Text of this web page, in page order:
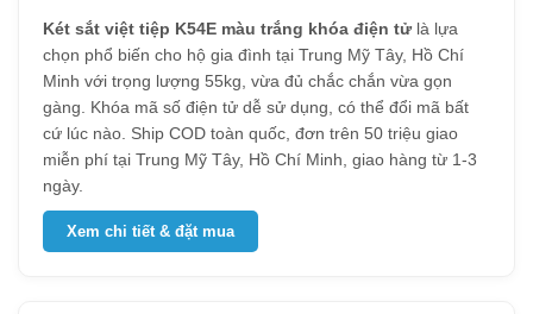
Két sắt việt tiệp K54E màu trắng khóa điện tửlà lựa
chọn phổ biến cho hộ gia đình tại Trung Mỹ Tây, Hồ Chí
Minh với trọng lượng 55kg, vừa đủ chắc chắn vừa gọn
gàng. Khóa mã số điện tử dễ sử dụng, có thể đổi mã bất
cứ lúc nào. Ship COD toàn quốc, đơn trên 50 triệu giao
miễn phí tại Trung Mỹ Tây, Hồ Chí Minh, giao hàng từ 1-3
ngày.
Xem chi tiết & đặt mua